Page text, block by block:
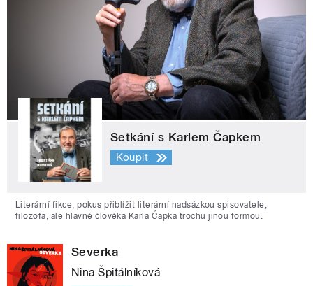
Setkání s Karlem Čapkem
Koupit
Literární fikce, pokus přiblížit literární nadsázkou spisovatele,
filozofa, ale hlavně člověka Karla Čapka trochu jinou formou.
Severka
Nina Špitálníková